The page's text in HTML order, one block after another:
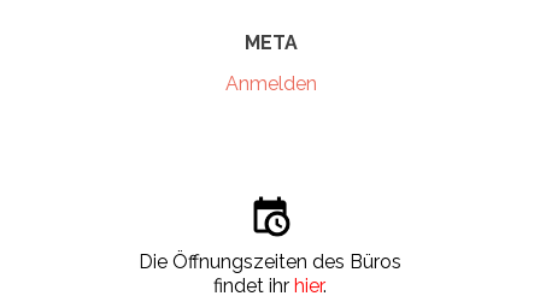
META
Anmelden
Die Öffnungszeiten des Büros
findet ihr hier.